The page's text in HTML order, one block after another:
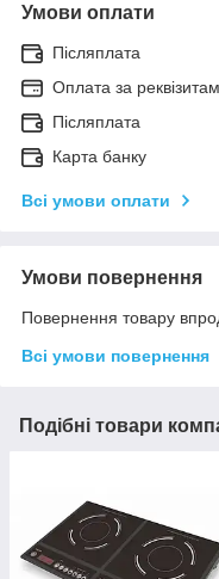
Умови оплати
Післяплата
Оплата за
Післяплата
Карта банку
Всі умови оплати
Умови повернення
Повернення товару
Всі умови повернення
Подібні товари